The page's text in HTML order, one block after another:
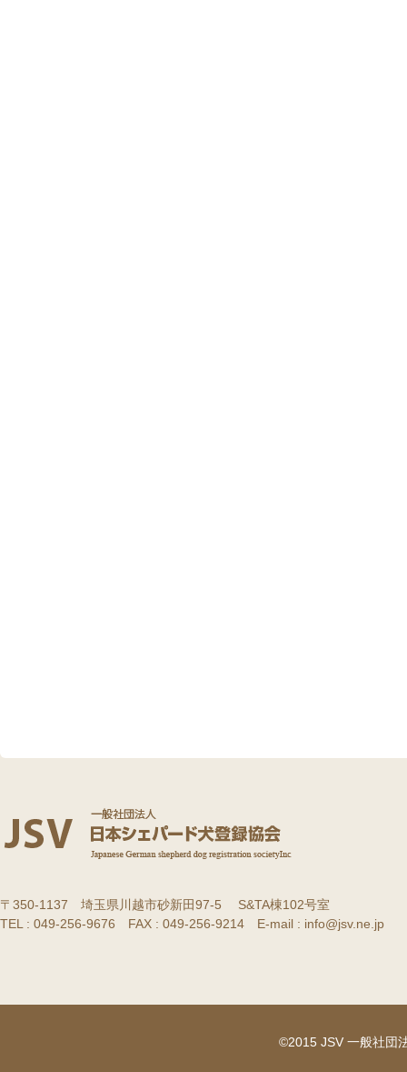
〒350-1137 埼玉県川越市砂新田97-5 S&TA棟102号室
TEL : 049-256-9676 FAX : 049-256-9214 E-mail : info@jsv.ne.jp
©2015 JSV 一般社団